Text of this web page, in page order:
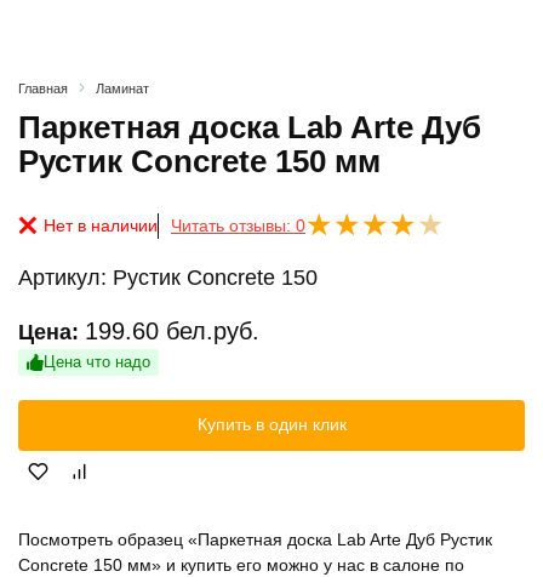
Главная Ламинат
Паркетная доска Lab Arte Дуб
Рустик Concrete 150 мм
Нет в наличии Читать отзывы: 0
Артикул: Рустик Concrete 150
Цена: 199.60 бел.руб.
Цена что надо
Купить в один клик
Посмотреть образец «Паркетная доска Lab Arte Дуб Рустик
Concrete 150 мм» и купить его можно у нас в салоне по